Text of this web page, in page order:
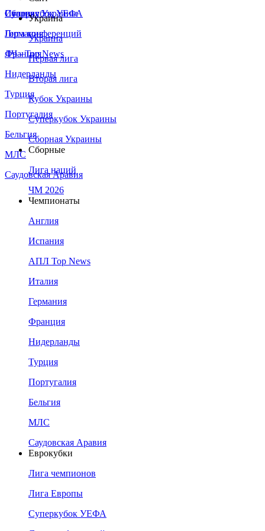
Сборная Украины
Италия
Германия
Франция
Нидерланды
Турция
Португалия
Бельгия
МЛС
Саудовская Аравия
Суперкубок УЕФА
Лига конференций
ЛЧ - Top News
Украина
Украина
Первая лига
Вторая лига
Кубок Украины
Суперкубок Украины
Сборная Украины
Сборные
Лига наций
ЧМ 2026
Чемпионаты
Англия
Испания
АПЛ Top News
Италия
Германия
Франция
Нидерланды
Турция
Португалия
Бельгия
МЛС
Саудовская Аравия
Еврокубки
Лига чемпионов
Лига Европы
Суперкубок УЕФА